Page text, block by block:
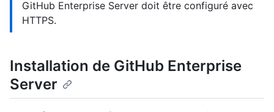
GitHub Enterprise Server doit être configuré avec
HTTPS.
Installation de GitHub Enterprise
Server